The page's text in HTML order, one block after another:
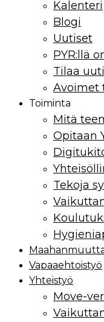
Kalenteri
Blogi
Uutiset
PYR:llä
Tilaa
Avoimet
Toiminta
Mitä
Opitaan
Tekoja
Vapaaehtoistyö
Yhteistyö
Move-